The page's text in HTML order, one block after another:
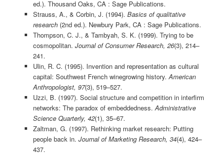
ed.). Thousand Oaks, CA : Sage Publications.
Strauss, A., & Corbin, J. (1994). Basics of qualitative
research(2nd ed.). Newbury Park, CA : Sage Publications.
Thompson, C. J., & Tambyah, S. K. (1999). Trying to be
cosmopolitan. Journal of Consumer Research, 26(3), 214–
241.
Ulin, R. C. (1995). Invention and representation as cultural
capital: Southwest French winegrowing history.American
Anthropologist, 97(3), 519–527.
Uzzi, B. (1997). Social structure and competition in interfirm
networks: The paradox of embeddedness.Administrative
Science Quarterly, 42(1), 35–67.
Zaltman, G. (1997). Rethinking market research: Putting
people back in. Journal of Marketing Research, 34(4), 424–
437.